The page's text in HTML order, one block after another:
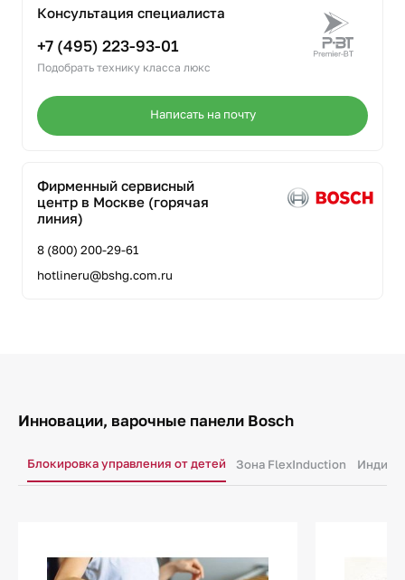
Консультация специалиста
+7 (495) 223-93-01
Подобрать технику класса люкс
Написать на почту
Фирменный сервисный
центр в Москве (горячая
линия)
8 (800) 200-29-61
hotlineru@bshg.com.ru
Инновации, варочные панели Bosch
Блокировка управления от детей Зона FlexInduction